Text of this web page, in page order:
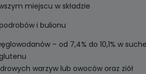
miejscu w składzie
i bulionu
– od 7,4% do 10,1% w
warzyw lub owoców oraz ziół